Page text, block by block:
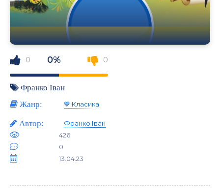
0 0% 0
Франко Іван
Жанр:
💙 Класика
Автор:
Франко Іван
426
0
13.04.23